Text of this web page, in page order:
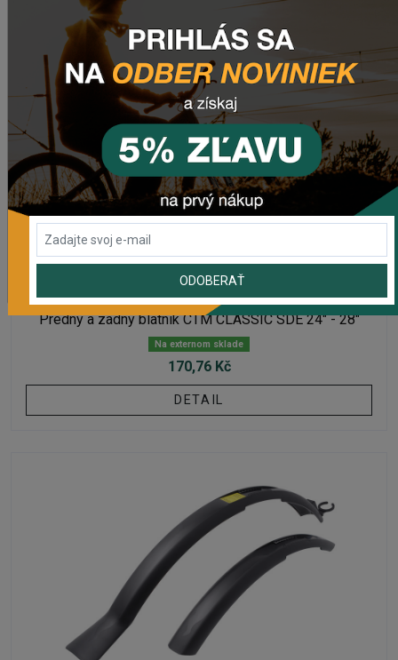
BLATNÍKY
Predný a zadný blatník CTM CLASSIC SDE 24" - 28"
Na externom sklade
170,76 Kč
DETAIL
ODOBERAŤ